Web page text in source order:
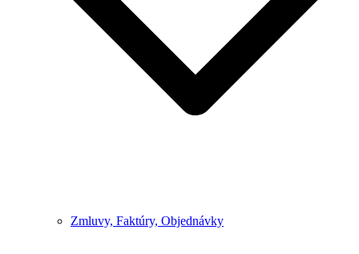
Zmluvy, Faktúry, Objednávky